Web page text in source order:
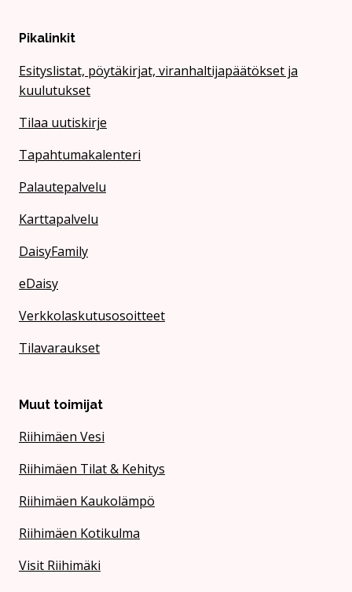
Pikalinkit
Esityslistat, pöytäkirjat, viranhaltijapäätökset ja
kuulutukset
Tilaa uutiskirje
Tapahtumakalenteri
Palautepalvelu
Karttapalvelu
DaisyFamily
eDaisy
Verkkolaskutusosoitteet
Tilavaraukset
Muut toimijat
Riihimäen Vesi
Riihimäen Tilat & Kehitys
Riihimäen Kaukolämpö
Riihimäen Kotikulma
Visit Riihimäki